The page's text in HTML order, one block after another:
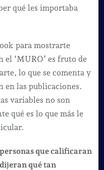
qué les importaba
para mostrarte
el ‘MURO’ es fruto de
lo que se comenta y
en las publicaciones.
variables no son
qué es lo que más le
que calificaran
qué tan